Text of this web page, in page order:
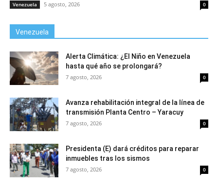
Venezuela 5 agosto, 2026 0
Venezuela
Alerta Climática: ¿El Niño en Venezuela
hasta qué año se prolongará?
7 agosto, 2026 0
Avanza rehabilitación integral de la línea de
transmisión Planta Centro – Yaracuy
7 agosto, 2026 0
Presidenta (E) dará créditos para reparar
inmuebles tras los sismos
7 agosto, 2026 0